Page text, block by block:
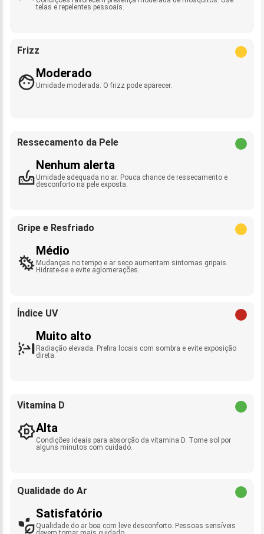
telas e repelentes pessoais.
Frizz
Moderado
Umidade moderada. O frizz pode aparecer.
Ressecamento da Pele
Nenhum alerta
Umidade adequada no ar. Pouca chance de ressecamento e
desconforto na pele exposta.
Gripe e Resfriado
Médio
Mudanças no tempo e ar seco aumentam sintomas gripais.
Hidrate-se e evite aglomerações.
Índice UV
Muito alto
Radiação elevada. Prefira locais com sombra e evite exposição
direta.
Vitamina D
Alta
Condições ideais para absorção da vitamina D. Tome sol por
alguns minutos com cuidado.
Qualidade do Ar
Satisfatório
Qualidade do ar boa com leve desconforto. Pessoas sensíveis